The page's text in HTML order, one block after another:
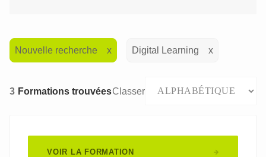
Nouvelle recherche Digital Learning
3 Formations trouvéesClasser
VOIR LA FORMATION